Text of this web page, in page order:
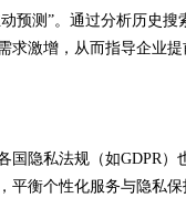
预测”。通过分析历史
激增，从而指导企业提
国隐私法规（如GDPR
衡个性化服务与隐私保